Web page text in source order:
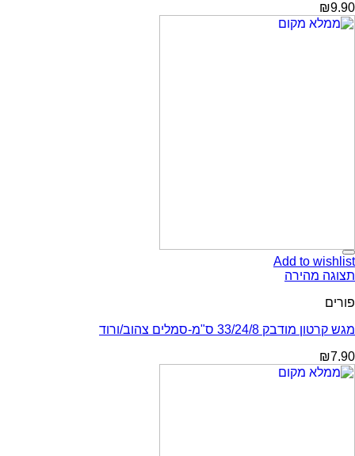
₪9.90
Add to wishlist
תצוגה מהירה
פורים
מגש קרטון מודבק 33/24/8 ס"מ-סמלים צהוב/ורוד
₪7.90